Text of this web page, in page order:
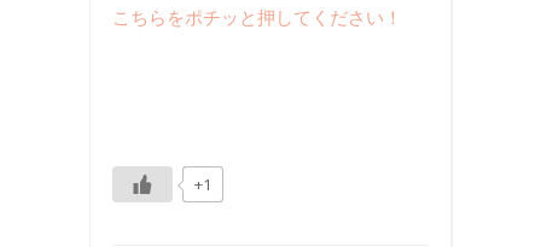
こちらをポチッと押してください！
+1